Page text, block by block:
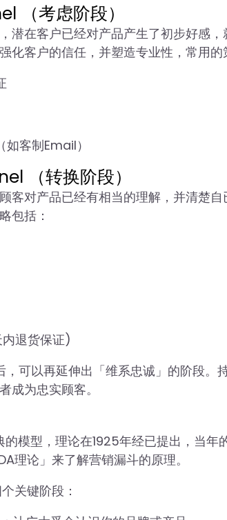
（考虑阶段）
潜在客户已经对产品产生了初步好感
化客户的信任，并塑造专业性，常用的
客制Email）
（转换阶段）
客对产品已经有相当的理解，并清楚
包括：
退货保证)
，可以再延伸出「维系忠诚」的阶段
成为忠实顾客。
模型，理论在1925年经已提出，当年
理论」来了解营销漏斗的原理。
关键阶段：